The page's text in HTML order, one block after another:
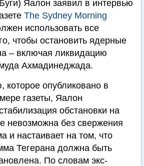
Яалон заявил в интервью
The Sydney Morning
использовать все
чтобы остановить ядерные
– включая ликвидацию
Ахмадинеджада.
которое опубликовано в
газеты, Яалон
обстановки на
невозможна без свержения
и настаивает на том, что
Тегерана должна быть
По словам экс-